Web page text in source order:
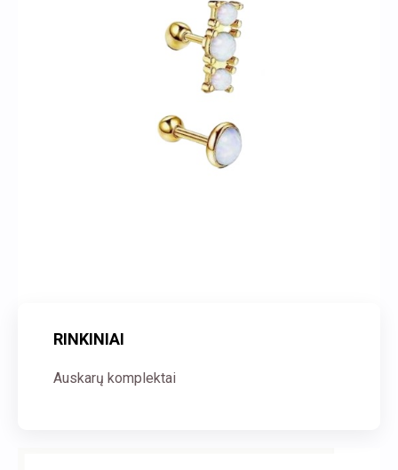
RINKINIAI
Auskarų komplektai